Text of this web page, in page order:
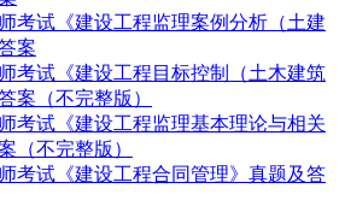
考试《建设工程监理案例分析（土建
案
考试《建设工程目标控制（土木建筑
案（不完整版）
考试《建设工程监理基本理论与相关
（不完整版）
考试《建设工程合同管理》真题及答